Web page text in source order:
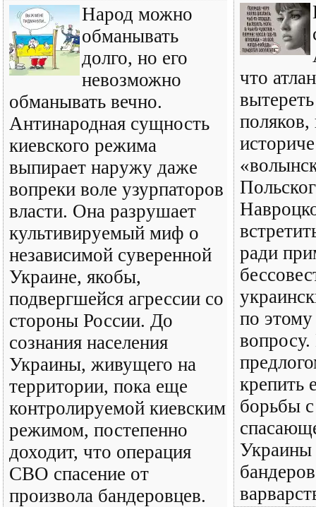
Народ можно
обманывать
долго, но его
невозможно
обманывать вечно.
Антинародная сущность
киевского режима
выпирает наружу даже
вопреки воле узурпаторов
власти. Она разрушает
культивируемый миф о
независимой суверенной
Украине, якобы,
подвергшейся агрессии со
стороны России. До
сознания населения
Украины, живущего на
территории, пока еще
контролируемой киевским
режимом, постепенно
доходит, что операция
СВО спасение от
произвола бандеровцев.
что
ради
по
крепить
борьбы
Украины